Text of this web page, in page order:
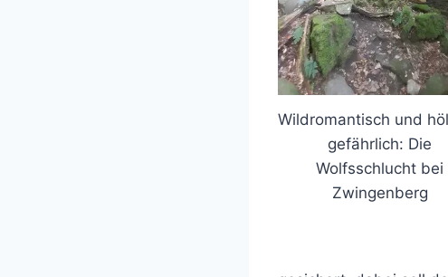
Wildromantisch und
gefährlich: Die
Wolfsschlucht bei
Zwingenberg